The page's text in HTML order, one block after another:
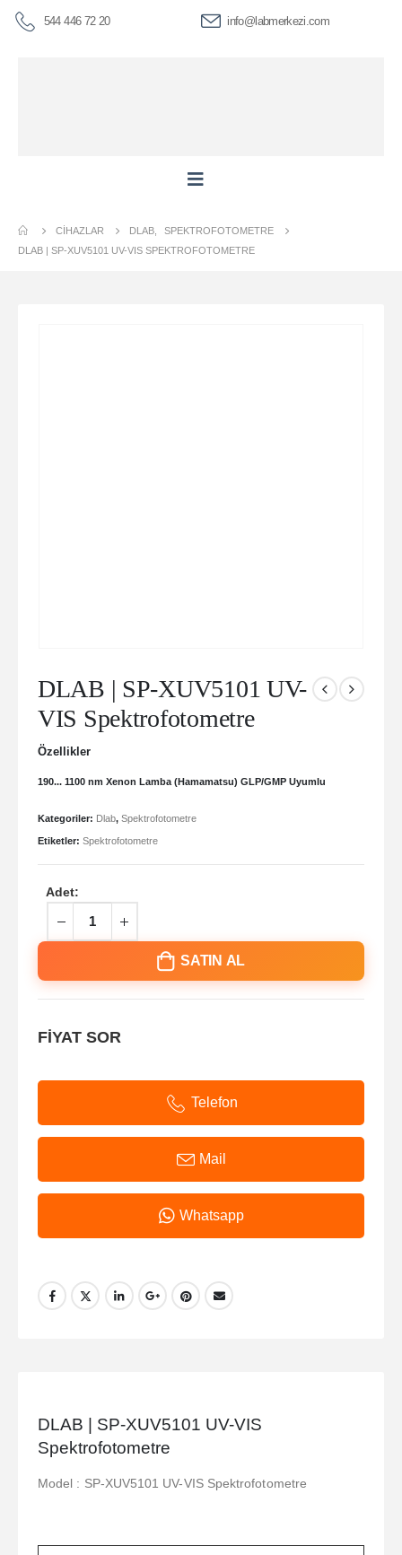
544 446 72 20 info@labmerkezi.com
CIHAZLAR DLAB
SPEKTROFOTOMETRE
DLAB | SP-XUV5101 UV-VIS SPEKTROFOTOMETRE
DLAB | SP-XUV5101 UV-
VIS Spektrofotometre
Özellikler
190... 1100 nm Xenon Lamba (Hamamatsu) GLP/GMP Uyumlu
Kategoriler: Dlab, Spektrofotometre
Etiketler: Spektrofotometre
Adet:
SATIN AL
FİYAT SOR
Telefon
Mail
Whatsapp
DLAB | SP-XUV5101 UV-VIS
Spektrofotometre
Model : SP-XUV5101 UV-VIS Spektrofotometre